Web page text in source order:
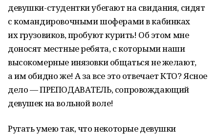
девушки-студентки убегают на свидания, сидят
с командировочными шоферами в кабинках
их грузовиков, пробуют курить! Об этом мне
доносят местные ребята, с которыми наши
высокомерные инязовки общаться не желают,
а им обидно же! А за все это отвечает КТО? Ясное
дело — ПРЕПОДАВАТЕЛЬ, сопровождающий
девушек на вольной воле!
Ругать умею так, что некоторые девушки